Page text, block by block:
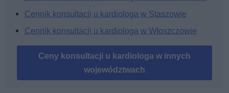
Cennik konsultacji u kardiologa w Staszowie
Cennik konsultacji u kardiologa w Włoszczowie
Ceny konsultacji u kardiologa w innych
województwach